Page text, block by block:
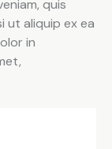
quis
ut aliquip ex ea
in